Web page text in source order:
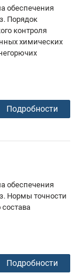
обеспечения
Порядок
контроля
химических
Подробности
обеспечения
Нормы точности
Подробности